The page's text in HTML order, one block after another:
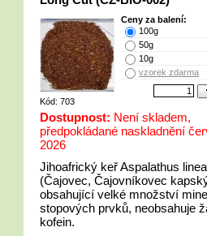
Kód: 703
Ceny za balení:
100g
50g
10g
vzorek zdarma
Dostupnost: Není skladem,
předpokládané naskladnění
2026
Jihoafrický keř Aspalathus
(Čajovec, Čajovníkovec
obsahující velké množství
stopových prvků, neobsahuje
kofein.